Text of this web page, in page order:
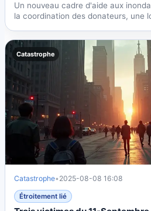
Un nouveau cadre d'aide aux
la coordination des donateurs, une
Catastrophe
Catastrophe• 2025-08-08 16:08
Étroitement lié